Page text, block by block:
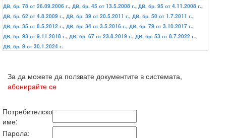
ДВ, бр. 78 от 26.09.2006 г., ДВ, бр. 45 от 13.5.2008 г., ДВ, бр. 95 от 4.11.2008 г.,
ДВ, бр. 62 от 4.8.2009 г., ДВ, бр. 39 от 20.5.2011 г., ДВ, бр. 50 от 1.7.2011 г.,
ДВ, бр. 35 от 8.5.2012 г., ДВ, бр. 34 от 3.5.2016 г., ДВ, бр. 79 от 3.10.2017 г.,
ДВ, бр. 93 от 9.11.2018 г., ДВ, бр. 67 от 23.8.2019 г., ДВ, бр. 53 от 8.7.2022 г.,
ДВ, бр. 9 от 30.1.2024 г.
За да можете да ползвате документите в системата,
абонирайте се
Потребителско
име:
Парола: